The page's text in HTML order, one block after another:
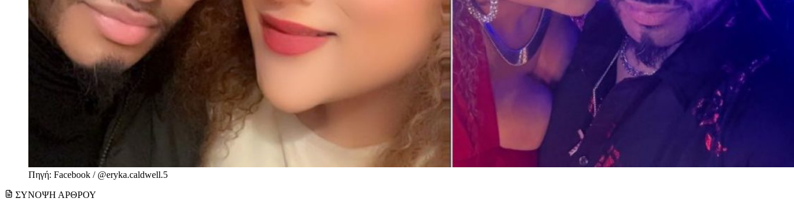
Πηγή: Facebook / @eryka.caldwell.5
ΣΥΝΟΨΗ ΑΡΘΡΟΥ